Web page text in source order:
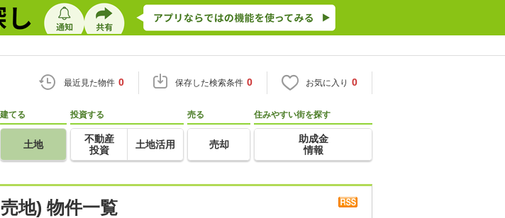
最近見た物件 0 保存した検索条件 0 お気に入り 0
建てる
土地
投資する
不動産
投資
土地活用
売る
売却
住みやすい街を探す
助成金
情報
地) 物件一覧